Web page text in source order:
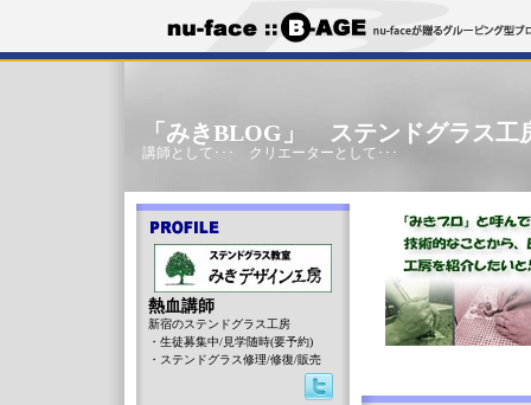
「みきBLOG」 ステンドグラス工
講師として･･･ クリエーターとして･･･
熱血講師
新宿のステンドグラス工房
・生徒募集中/見学随時(要予約)
・ステンドグラス修理/修復/販売